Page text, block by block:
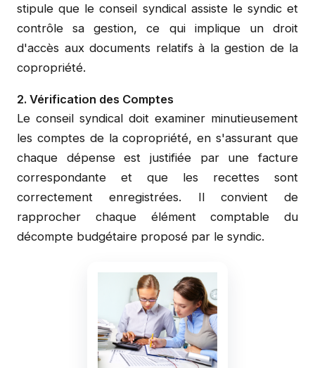
stipule que le conseil syndical assiste le syndic et
contrôle sa gestion, ce qui implique un droit
d'accès aux documents relatifs à la gestion de la
copropriété.
2. Vérification des Comptes
Le conseil syndical doit examiner minutieusement
les comptes de la copropriété, en s'assurant que
chaque dépense est justifiée par une facture
correspondante et que les recettes sont
correctement enregistrées. Il convient de
rapprocher chaque élément comptable du
décompte budgétaire proposé par le syndic.